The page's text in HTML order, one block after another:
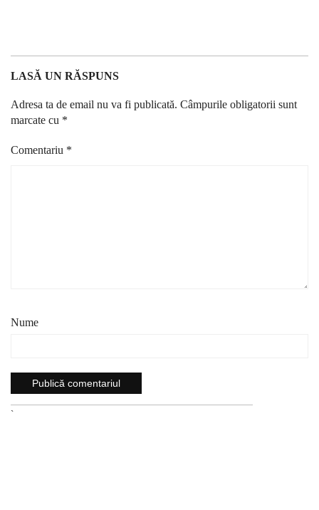
LASĂ UN RĂSPUNS
Adresa ta de email nu va fi publicată. Câmpurile obligatorii sunt
marcate cu *
Comentariu *
Nume
`